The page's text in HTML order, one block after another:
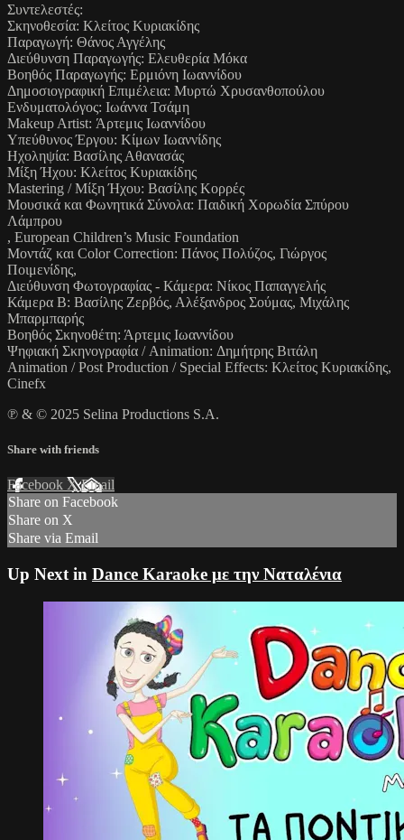
Συντελεστές:
Σκηνοθεσία: Κλείτος Κυριακίδης
Παραγωγή: Θάνος Αγγέλης
Διεύθυνση Παραγωγής: Ελευθερία Μόκα
Βοηθός Παραγωγής: Ερμιόνη Ιωαννίδου
Δημοσιογραφική Επιμέλεια: Μυρτώ Χρυσανθοπούλου
Ενδυματολόγος: Ιωάννα Τσάμη
Makeup Artist: Άρτεμις Ιωαννίδου
Υπεύθυνος Έργου: Κίμων Ιωαννίδης
Ηχοληψία: Βασίλης Αθανασάς
Μίξη Ήχου: Κλείτος Κυριακίδης
Mastering / Μίξη Ήχου: Βασίλης Κορρές
Μουσικά και Φωνητικά Σύνολα: Παιδική Χορωδία Σπύρου
Λάμπρου
, European Children’s Music Foundation
Μοντάζ και Color Correction: Πάνος Πολύζος, Γιώργος
Ποιμενίδης,
Διεύθυνση Φωτογραφίας - Κάμερα: Νίκος Παπαγγελής
Κάμερα Β: Βασίλης Ζερβός, Αλέξανδρος Σούμας, Μιχάλης
Μπαρμπαρής
Βοηθός Σκηνοθέτη: Άρτεμις Ιωαννίδου
Ψηφιακή Σκηνογραφία / Animation: Δημήτρης Βιτάλη
Animation / Post Production / Special Effects: Κλείτος Κυριακίδης,
Cinefx
℗ & © 2025 Selina Productions S.A.
Share with friends
Facebook XEmail
Share on Facebook
Share on X
Share via Email
Up Next in Dance Karaoke με την Ναταλένια